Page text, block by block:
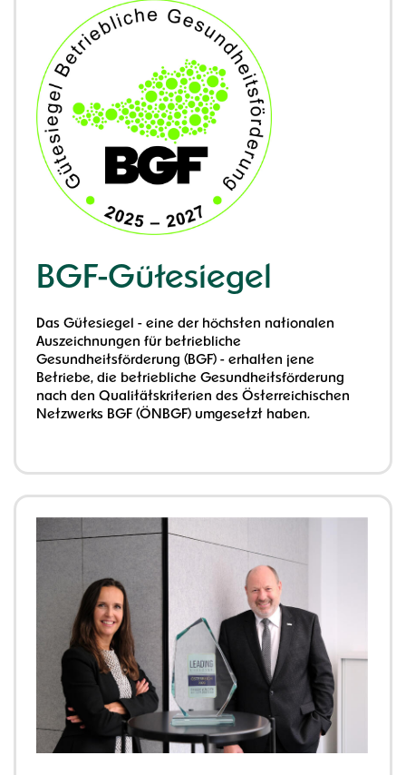
BGF-Gütesiegel
Das Gütesiegel - eine der höchsten nationalen
Auszeichnungen für betriebliche
Gesundheitsförderung (BGF) - erhalten jene
Betriebe, die betriebliche Gesundheitsförderung
nach den Qualitätskriterien des Österreichischen
Netzwerks BGF (ÖNBGF) umgesetzt haben.